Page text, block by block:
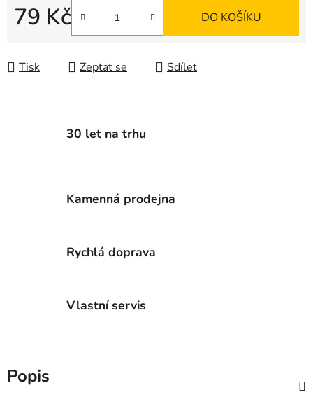
79 Kč
Měrná cena:
DO KOŠÍKU
Tisk Zeptat se Sdílet
30 let na trhu
Kamenná prodejna
Rychlá doprava
Vlastní servis
Popis